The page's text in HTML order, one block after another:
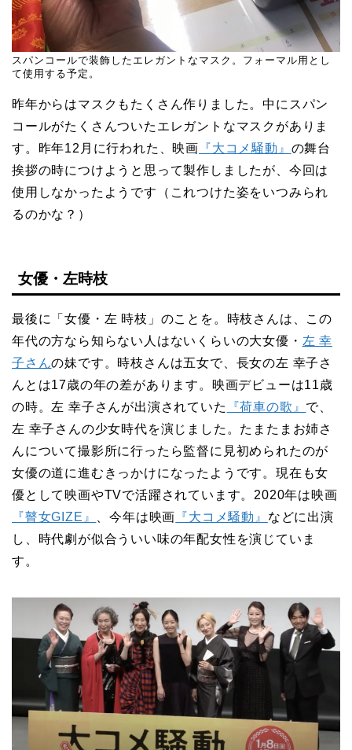
スパンコールで装飾したエレガントなマスク。フォーマル用とし
て使用する予定。
昨年からはマスクもたくさん作りました。中にスパン
コールがたくさんついたエレガントなマスクがありま
す。昨年12月に行われた、映画 『大コメ騒動』 の舞台
挨拶の時につけようと思って製作しましたが、今回は
使用しなかったようです（これつけた姿をいつみられ
るのかな？）
女優・左時枝
最後に「女優・左 時枝」のことを。時枝さんは、この
年代の方なら知らない人はないくらいの大女優・ 左 幸
子さんの妹です。時枝さんは五女で、長女の左 幸子さ
んとは17歳の年の差があります。映画デビューは11歳
の時。左 幸子さんが出演されていた
『荷車の歌』 で、
左 幸子さんの少女時代を演じました。たまたまお姉さ
んについて撮影所に行ったら監督に見初められたのが
女優の道に進むきっかけになったようです。現在も女
優として映画やTVで活躍されています。2020年は映画
『瞽女GIZE』
、今年は映画 『大コメ騒動』 などに出演
し、時代劇が似合ういい味の年配女性を演じていま
す。